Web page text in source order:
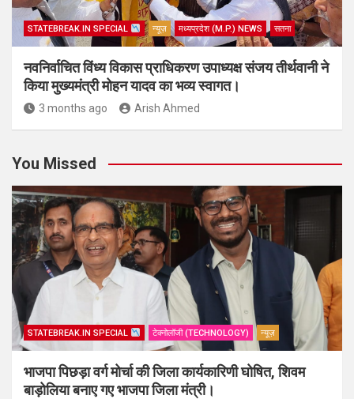
STATEBREAK.IN SPECIAL न्यूज़ मध्यप्रदेश (M.P.) NEWS सतना
नवनिर्वाचित विंध्य विकास प्राधिकरण उपाध्यक्ष संजय तीर्थवानी ने
किया मुख्यमंत्री मोहन यादव का भव्य स्वागत।
3 months ago Arish Ahmed
You Missed
STATEBREAK.IN SPECIAL टेक्नोलॉजी (TECHNOLOGY) न्यूज़
भाजपा पिछड़ा वर्ग मोर्चा की जिला कार्यकारिणी घोषित, शिवम
बाड़ोलिया बनाए गए भाजपा जिला मंत्री।